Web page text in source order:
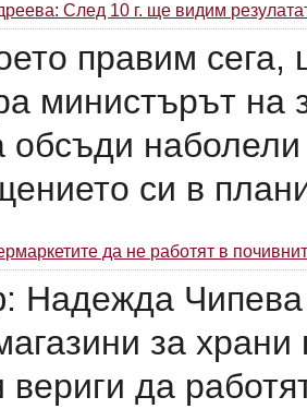
След 10 г. ще видим
правим
министърът на
обсъди
си в
да не работят в
Надежда Чипева
за
вериги да